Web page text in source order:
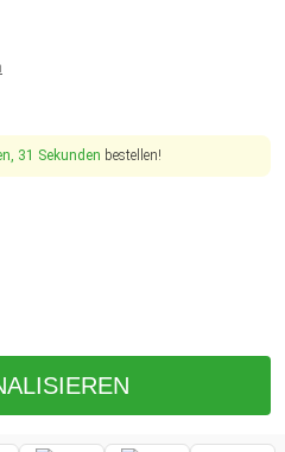
30 Sekunden bestellen!